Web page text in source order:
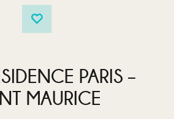
PARIS –
MAURICE